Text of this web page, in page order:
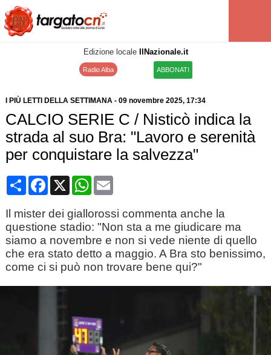
Edizione locale IlNazionale.it
Radio Alba ABBONATI
I PIÙ LETTI DELLA SETTIMANA- 09 novembre 2025, 17:34
CALCIO SERIE C / Nisticò indica la
strada al suo Bra: "Lavoro e serenità
per conquistare la salvezza"
CondividiFacebook
X WhatsApp
Email
Il mister dei giallorossi commenta anche la
questione stadio: "Non sta a me giudicare ma
siamo a novembre e non si vede niente di quello
che era stato detto a maggio. A Bra sto benissimo,
come ci si può non trovare bene qui?"